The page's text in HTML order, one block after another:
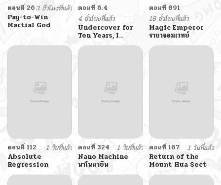
ตอนที่ 263 ชั่วโมงที่แล้ว
Pay-to-Win
Martial God
ตอนที่ 6.4
4 ชั่วโมงที่แล้ว
Undercover for
Ten Years, I
Became a Great
Villain of the
ตอนที่ 891
18 ชั่วโมงที่แล้ว
Magic Emperor
ราชาจอมเวทย์
ตอนที่ 112
1 วันที่แล้ว
Absolute
Regression
ตอนที่ 324
1 วันที่แล้ว
Nano Machine
นาโนมาชิน
ตอนที่ 167
1 วันที่แล้ว
Return of the
Mount Hua Sect